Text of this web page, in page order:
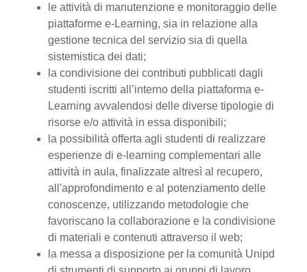
le attività di manutenzione e monitoraggio delle
piattaforme e-Learning, sia in relazione alla
gestione tecnica del servizio sia di quella
sistemistica dei dati;
la condivisione dei contributi pubblicati dagli
studenti iscritti all’interno della piattaforma e-
Learning avvalendosi delle diverse tipologie di
risorse e/o attività in essa disponibili;
la possibilità offerta agli studenti di realizzare
esperienze di e-learning complementari alle
attività in aula, finalizzate altresì al recupero,
all'approfondimento e al potenziamento delle
conoscenze, utilizzando metodologie che
favoriscano la collaborazione e la condivisione
di materiali e contenuti attraverso il web;
la messa a disposizione per la comunità Unipd